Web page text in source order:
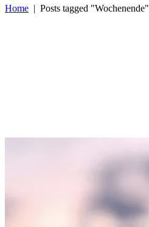
Home | Posts tagged "Wochenende"